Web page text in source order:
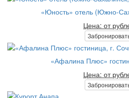
«Юность» отель (Южно-
Цена: от
«Афалина Плюс»
Цена: от